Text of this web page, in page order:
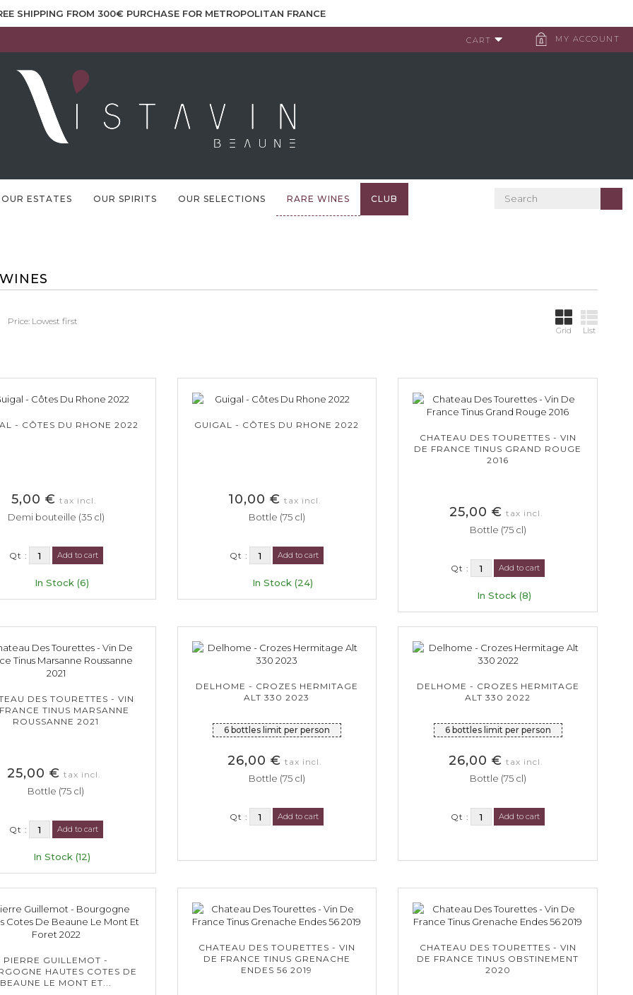
SHIPPING FROM 300€ PURCHASE FOR METROPOLITAN FRANCE
MY ACCOUNT
CART
OUR ESTATES OUR SPIRITS OUR SELECTIONS RARE WINES CLUB
Grid List
Price: Lowest first
- CÔTES DU RHONE 2022
5,00 € tax incl.
Demi bouteille (35 cl)
Qt : Add to cart
In Stock (6)
GUIGAL - CÔTES DU RHONE 2022
10,00 € tax incl.
Bottle (75 cl)
Qt : Add to cart
In Stock (24)
CHATEAU DES TOURETTES - VIN
DE FRANCE TINUS GRAND ROUGE
2016
25,00 € tax incl.
Bottle (75 cl)
Qt : Add to cart
In Stock (8)
DES TOURETTES - VIN
TINUS MARSANNE
ROUSSANNE 2021
25,00 € tax incl.
Bottle (75 cl)
Qt : Add to cart
In Stock (12)
DELHOME - CROZES HERMITAGE
ALT 330 2023
6 bottles limit per person
26,00 € tax incl.
Bottle (75 cl)
Qt : Add to cart
DELHOME - CROZES HERMITAGE
ALT 330 2022
6 bottles limit per person
26,00 € tax incl.
Bottle (75 cl)
Qt : Add to cart
PIERRE GUILLEMOT -
HAUTES COTES DE
BEAUNE LE MONT ET...
CHATEAU DES TOURETTES - VIN
DE FRANCE TINUS GRENACHE
ENDES 56 2019
CHATEAU DES TOURETTES - VIN
DE FRANCE TINUS OBSTINEMENT
2020